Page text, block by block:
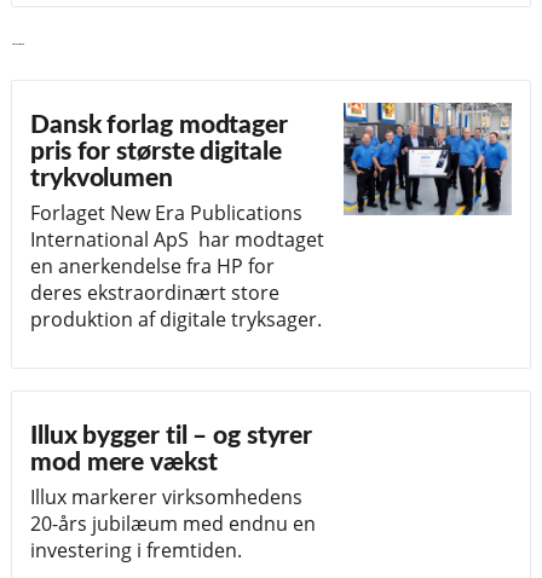
Dansk forlag modtager
pris for største digitale
trykvolumen
Forlaget New Era Publications
International ApS har modtaget
en anerkendelse fra HP for
deres ekstraordinært store
produktion af digitale tryksager.
Illux bygger til – og styrer
mod mere vækst
Illux markerer virksomhedens
20-års jubilæum med endnu en
investering i fremtiden.